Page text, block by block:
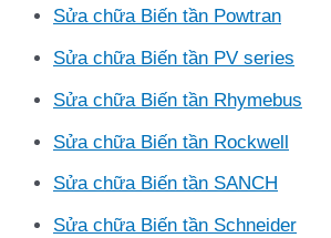
Sửa chữa Biến tần Powtran
Sửa chữa Biến tần PV series
Sửa chữa Biến tần Rhymebus
Sửa chữa Biến tần Rockwell
Sửa chữa Biến tần SANCH
Sửa chữa Biến tần Schneider